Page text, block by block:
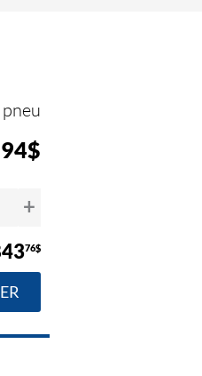
94$
+
76$